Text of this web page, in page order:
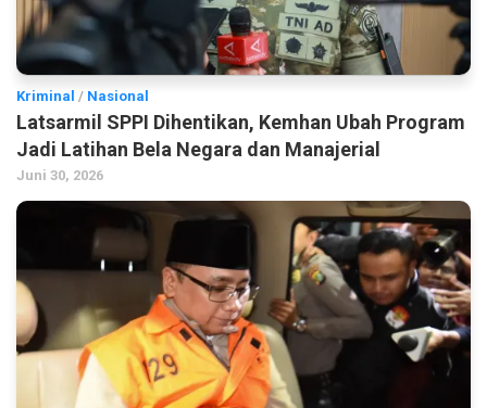
Kriminal / Nasional
Latsarmil SPPI Dihentikan, Kemhan Ubah Program
Jadi Latihan Bela Negara dan Manajerial
Juni 30, 2026